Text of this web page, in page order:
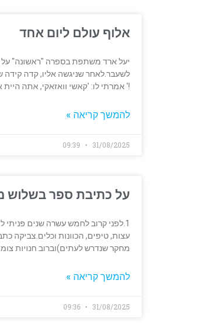
אלוף עולם ליום אחד
יעל ארד משתפת בספרה "ראשונה" על
לשעבר.לאחר שניגשה אליו, קדה קידה
!' אמרתי לו: 'קאשי וואזאקי, אתה היית
להמשך קריאה »
31/08/2025
על כתיבת ספר בשלוש
1.לפני קרוב לחמש עשרה שנים
מחקר שנדרש לעתים)וברוב חנויות
להמשך קריאה »
31/08/2025